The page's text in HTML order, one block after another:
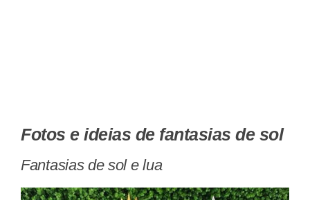
Fotos e ideias de fantasias de sol
Fantasias de sol e lua